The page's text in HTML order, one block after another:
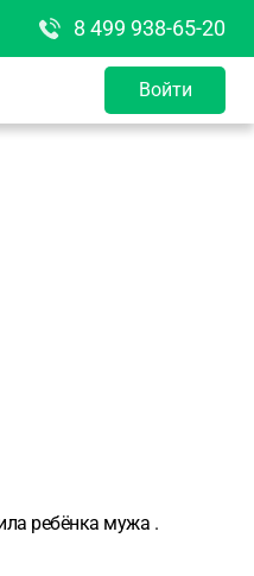
8 499 938-65-20
Войти
ребёнка мужа .